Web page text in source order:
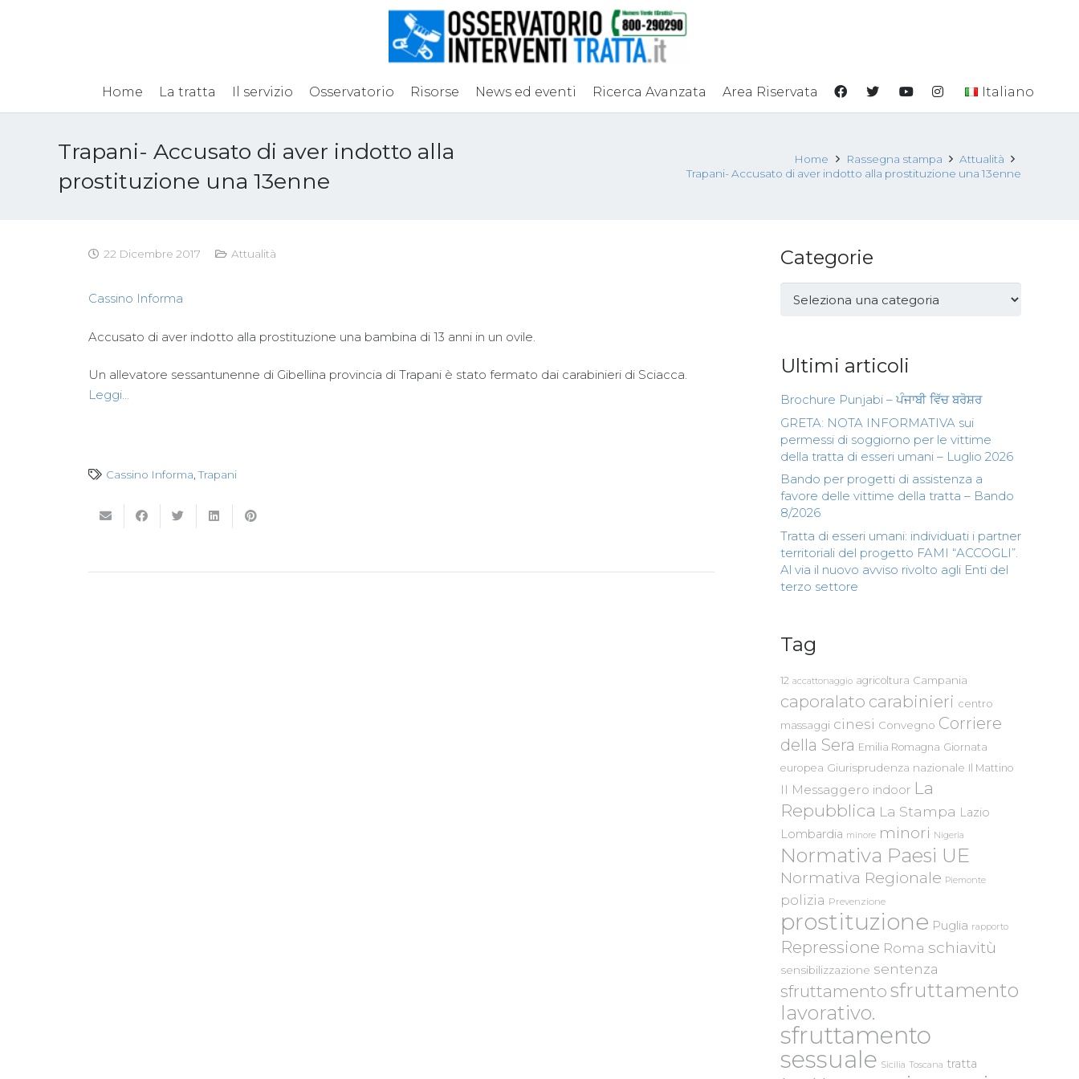
Home La tratta Il servizio Osservatorio Risorse News ed eventi Ricerca Avanzata Area Riservata Italiano
Trapani- Accusato di aver indotto alla
prostituzione una 13enne
Home Rassegna stampa
Attualità
Trapani- Accusato di aver indotto alla prostituzione una 13enne
22 Dicembre 2017 Attualità
Cassino Informa
Accusato di aver indotto alla prostituzione una bambina di 13 anni in un ovile.
Un allevatore sessantunenne di Gibellina provincia di Trapani è stato fermato dai carabinieri di Sciacca.
Leggi…
Cassino Informa ,Trapani
Categorie
Categorie
Ultimi articoli
Brochure Punjabi – ਪੰਜਾਬੀ ਵਿੱਚ ਬਰੋਸ਼ਰ
GRETA: NOTA INFORMATIVA sui
permessi di soggiorno per le vittime
della tratta di esseri umani – Luglio 2026
Bando per progetti di assistenza a
favore delle vittime della tratta – Bando
8/2026
Tratta di esseri umani: individuati i partner
territoriali del progetto FAMI “ACCOGLI”.
Al via il nuovo avviso rivolto agli Enti del
terzo settore
Tag
12 accattonaggio agricoltura Campania
caporalato carabinieri centro
massaggi cinesi Convegno Corriere
della Sera Emilia Romagna Giornata
europea Giurisprudenza nazionale Il Mattino
Il Messaggero indoor La
Repubblica La Stampa Lazio
Lombardia minore minori Nigeria
Normativa Paesi UE
Normativa Regionale Piemonte
polizia Prevenzione
prostituzione Puglia rapporto
Repressione Roma schiavitù
sensibilizzazione sentenza
sfruttamento sfruttamento
lavorativo.
sfruttamento
sessuale Sicilia Toscana tratta